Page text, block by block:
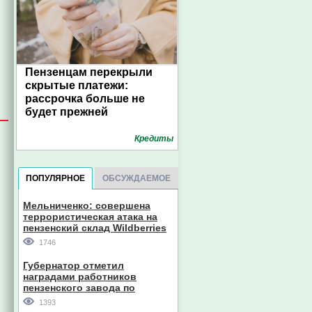
Пензенцам перекрыли
скрытые платежи:
рассрочка больше не
будет прежней
Кредиты
ПОПУЛЯРНОЕ ОБСУЖДАЕМОЕ
Мельниченко: совершена
террористическая атака на
пензенский склад Wildberries
1746
Губернатор отметил
наградами работников
пензенского завода по
производству станков
1393